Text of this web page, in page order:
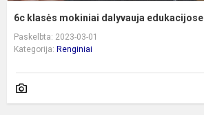
6c klasės mokiniai dalyvauja edukacijose
Paskelbta: 2023-03-01
Kategorija: Renginiai